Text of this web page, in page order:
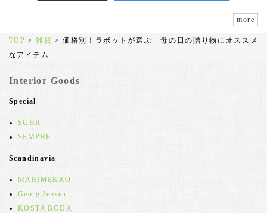
more
TOP > 雑貨 >価格別！ラボットが選ぶ 母の日の贈り物にオススメ
なアイテム
Interior Goods
Special
SGHR
SEMPRE
Scandinavia
MARIMEKKO
Georg Jensen
KOSTA BODA